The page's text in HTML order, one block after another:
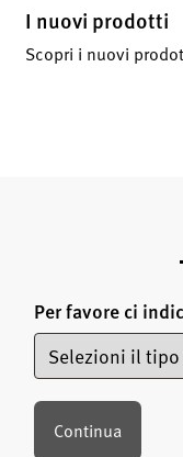
I nuovi prodotti
Scopri i nuovi
Per favore ci